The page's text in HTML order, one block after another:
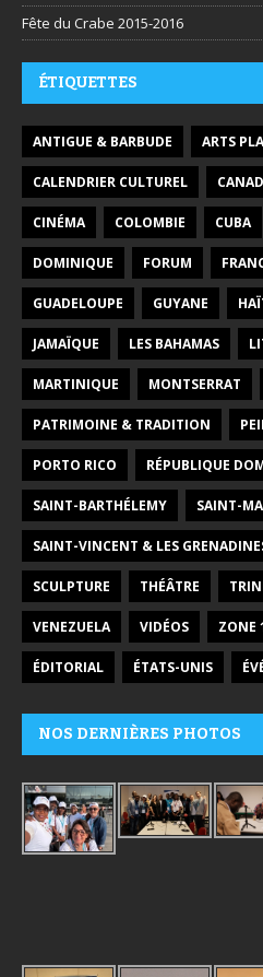
Fête du Crabe 2015-2016
ÉTIQUETTES
ANTIGUE & BARBUDE ARTS
CALENDRIER CULTUREL
CINÉMA COLOMBIE CUBA
DOMINIQUE FORUM
GUADELOUPE GUYANE
JAMAÏQUE LES BAHAMAS
MARTINIQUE MONTSERRAT
PATRIMOINE & TRADITION
PORTO RICO RÉPUBLIQUE
SAINT-BARTHÉLEMY SAINT-
SAINT-VINCENT & LES
SCULPTURE THÉÂTRE
VENEZUELA VIDÉOS ZONE
ÉDITORIAL ÉTATS-UNIS
NOS DERNIÈRES PHOTOS